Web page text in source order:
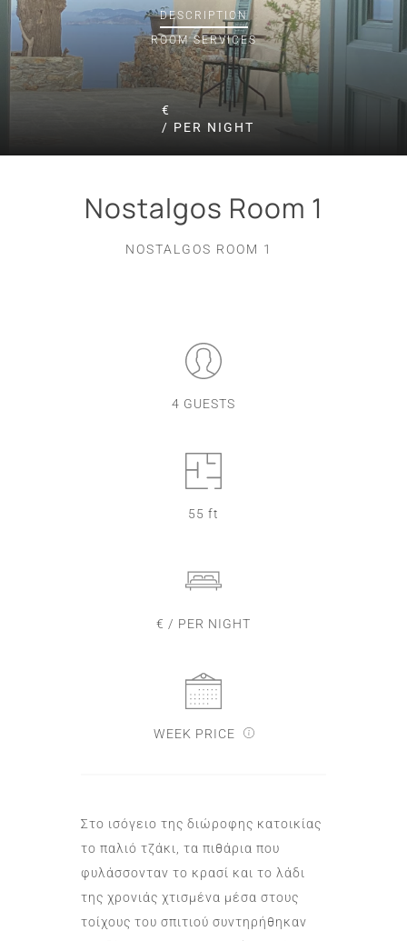
DESCRIPTION
ROOMSERVICES
€
/ PER NIGHT
Nostalgos Room 1
NOSTALGOS ROOM 1
4 GUESTS
55 ft
€ / PER NIGHT
WEEK PRICE
Στο ισόγειο της διώροφης κατοικίας
το παλιό τζάκι, τα πιθάρια που
φυλάσσονταν το κρασί και το λάδι
της χρονιάς χτισμένα μέσα στους
τοίχους του σπιτιού συντηρήθηκαν